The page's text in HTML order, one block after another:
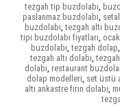
tezgah tip buzdolabı
paslanmaz buzdolabı
buzdolabı tezgah altı
tipi buzdolabı fiyatları
buzdolabı tezgah dolap
tezgah altı dolabı
dolabı restaurant
dolap modelleri set üstü
altı ankastre fırın dolabı